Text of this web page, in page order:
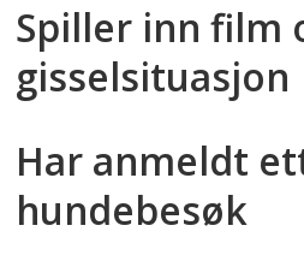
Spiller inn film
gisselsituasjon
Har anmeldt
hundebesøk